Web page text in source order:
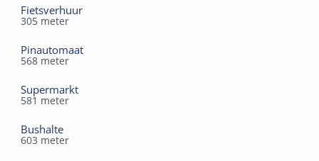
Fietsverhuur
305 meter
Pinautomaat
568 meter
Supermarkt
581 meter
Bushalte
603 meter